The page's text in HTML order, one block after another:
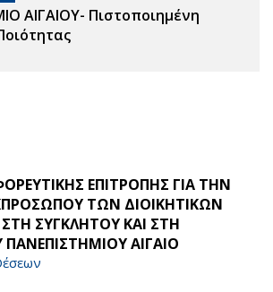
ΑΙΓΑΙΟΥ- Πιστοποιημένη
ΕΠΙΤΡΟΠΗΣ ΓΙΑ ΤΗΝ
ΤΩΝ ΔΙΟΙΚΗΤΙΚΩΝ
ΣΥΓΚΛΗΤΟΥ ΚΑΙ ΣΤΗ
ΑΙΓΑΙΟ